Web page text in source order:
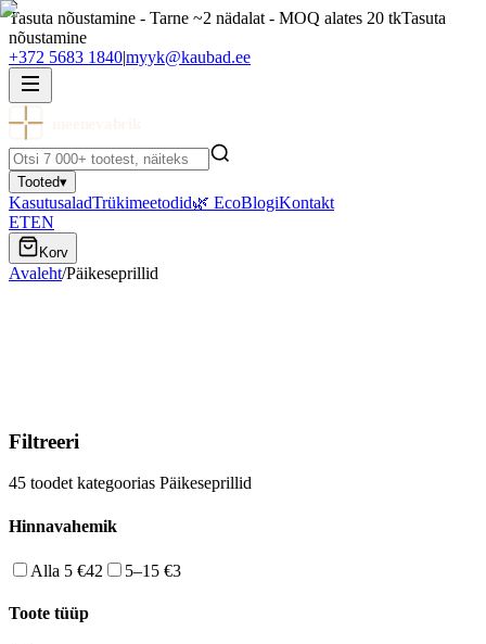
Tasuta nõustamine - Tarne ~2 nädalat - MOQ alates 20 tkTasuta
nõustamine
+372 5683 1840|myyk@kaubad.ee
Tooted▾
KasutusaladTrükimeetodid🌿 EcoBlogiKontakt
ETEN
Korv
Avaleht/Päikeseprillid
Filtreeri
45 toodet kategoorias Päikeseprillid
Hinnavahemik
Alla 5 €42 5–15 €3
Toote tüüp